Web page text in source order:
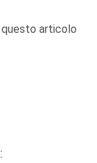
articolo